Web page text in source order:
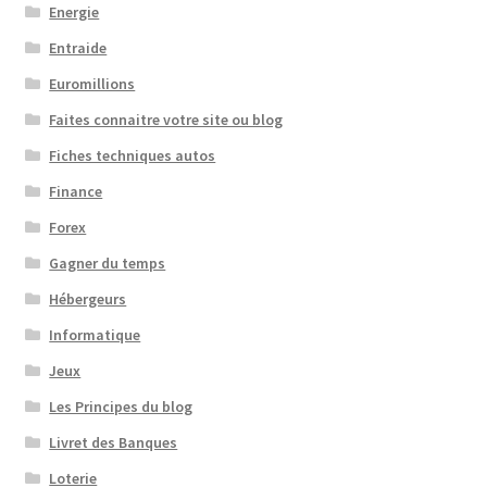
Energie
Entraide
Euromillions
Faites connaitre votre site ou blog
Fiches techniques autos
Finance
Forex
Gagner du temps
Hébergeurs
Informatique
Jeux
Les Principes du blog
Livret des Banques
Loterie